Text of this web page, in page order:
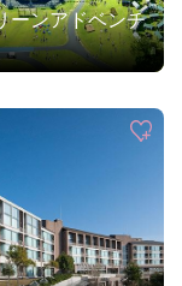
ーンアドベンチ